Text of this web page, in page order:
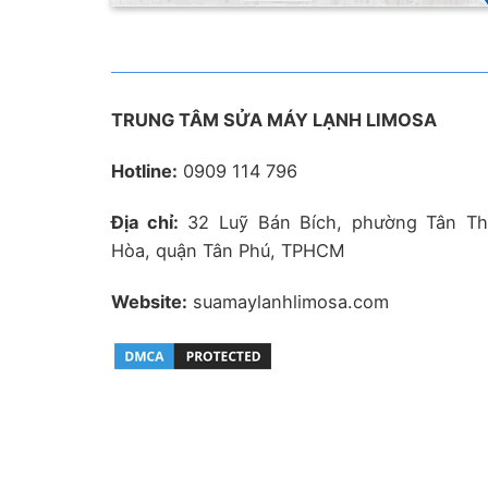
TRUNG TÂM SỬA MÁY LẠNH LIMOSA
Hotline: 0909 114 796
Địa chỉ: 32 Luỹ Bán Bích, phường Tân
Hòa, quận Tân Phú, TPHCM
Website: suamaylanhlimosa.com